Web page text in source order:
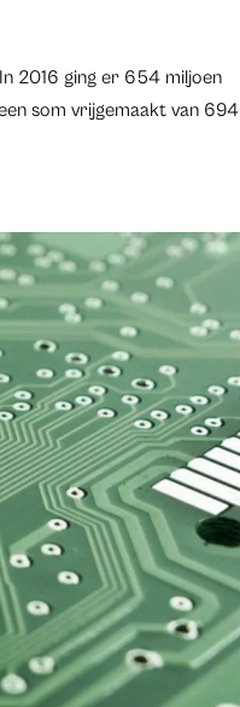
2016 ging er 654 miljoen
som vrijgemaakt van 694